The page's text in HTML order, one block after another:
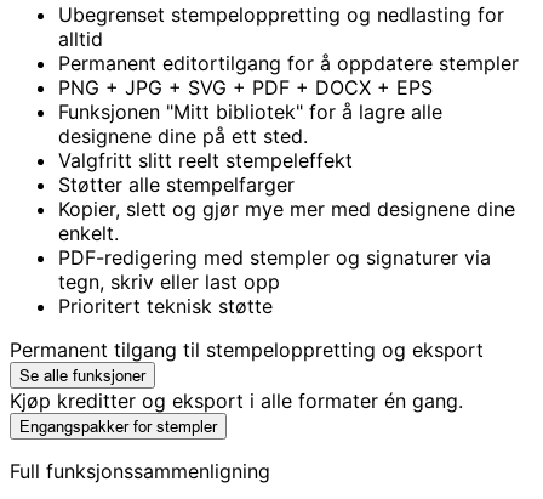
Ubegrenset stempeloppretting og nedlasting for
alltid
Permanent editortilgang for å oppdatere stempler
PNG + JPG + SVG + PDF + DOCX + EPS
Funksjonen "Mitt bibliotek" for å lagre alle
designene dine på ett sted.
Valgfritt slitt reelt stempeleffekt
Støtter alle stempelfarger
Kopier, slett og gjør mye mer med designene dine
enkelt.
PDF-redigering med stempler og signaturer via
tegn, skriv eller last opp
Prioritert teknisk støtte
Permanent tilgang til stempeloppretting og eksport
Se alle funksjoner
Kjøp kreditter og eksport i alle formater én gang.
Engangspakker for stempler
Full funksjonssammenligning